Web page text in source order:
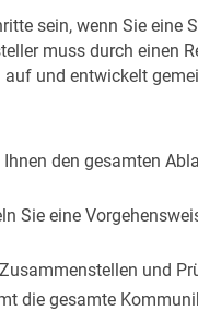
sein, wenn Sie
muss durch einen
und entwickelt
den gesamten
Sie eine
und
die gesamte